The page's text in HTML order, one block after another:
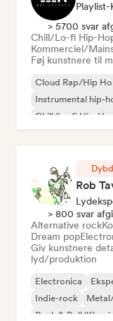
> 5700 svar
Chill/Lo-fi Hip-
Kommerciel/
Føj kunstnere til
Cloud Rap/Hip
Instrumental hip-
Chill/Lo-fi Hip-Hop
Rob
> 800 svar
Alternative rock
Dream pop
Giv kunstnere
lyd/produktion
Electronica
Indie-rock
Rock & Roll/